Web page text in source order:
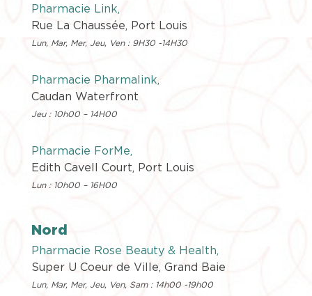
Pharmacie Link,
Rue La Chaussée, Port Louis
Lun, Mar, Mer, Jeu, Ven : 9H30 -14H30
Pharmacie Pharmalink,
Caudan Waterfront
Jeu : 10h00 – 14H00
Pharmacie ForMe,
Edith Cavell Court, Port Louis
Lun : 10h00 – 16H00
Nord
Pharmacie Rose Beauty & Health,
Super U Coeur de Ville, Grand Baie
Lun, Mar, Mer, Jeu, Ven, Sam : 14h00 -19h00